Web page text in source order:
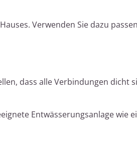
Verwenden Sie dazu
dass alle Verbindungen dicht
Entwässerungsanlage wie